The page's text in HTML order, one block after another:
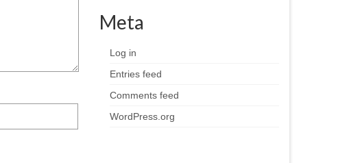
Meta
Log in
Entries feed
Comments feed
WordPress.org